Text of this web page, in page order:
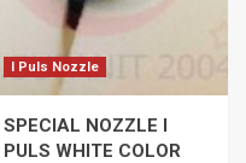
I Puls Nozzle
SPECIAL NOZZLE I
PULS WHITE COLOR